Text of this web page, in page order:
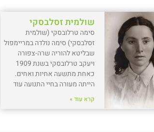
שולמית זסלבסקי
סימה טרלובסקי (שולמית
זסלבסקי) סימה נולדה במריימפול
שבליטא להוריה שרה-צפורה
ויעקב טרלובסקי בשנת 1909
כאחת מתשעה אחיות ואחים.
הייתה מעורה בחיי התנועה עוד
קרא עוד »